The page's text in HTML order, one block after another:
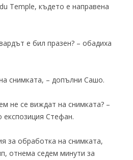
Temple, където е направена
е бил празен? – обадиха
снимката, – допълни Сашо.
не се виждат на снимката? –
Стефан.
за обработка на снимката,
отнема седем минути за